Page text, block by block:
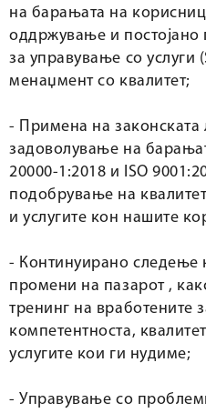
на барањата на
оддржување и
за управување со услуги
менаџмент со квалитет;
- Примена на законската
задоволување на
20000-1:2018 и ISO
подобрување на
и услугите кон нашите
- Континуирано следење
промени на пазарот ,
тренинг на вработените
компетентноста,
услугите кои ги нудиме;
- Управување со